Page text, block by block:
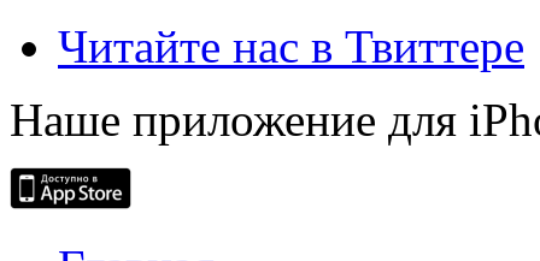
Читайте нас в Твиттере
Наше приложение для